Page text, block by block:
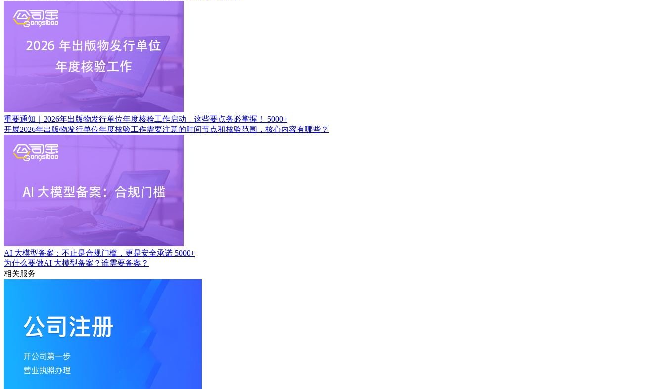
重要通知｜2026年出版物发行单位年度核验工作启动，这些要点务必掌握！
5000+
开展2026年出版物发行单位年度核验工作需要注意的时间节点和核验范围，核心内容有哪些？
AI 大模型备案：不止是合规门槛，更是安全承诺 5000+
为什么要做AI 大模型备案？谁需要备案？
相关服务